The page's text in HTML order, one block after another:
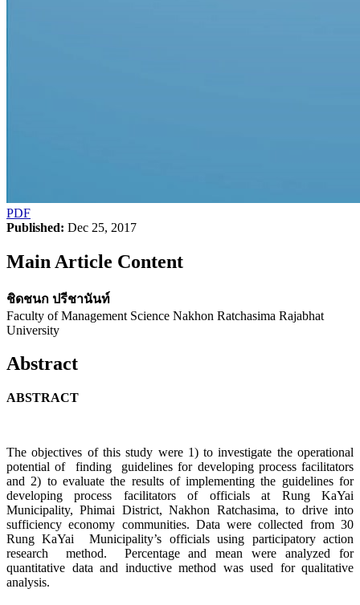
PDF
Published: Dec 25, 2017
Main Article Content
ชิดชนก ปรีชานันท์
Faculty of Management Science Nakhon Ratchasima Rajabhat
University
Abstract
ABSTRACT
The objectives of this study were 1) to investigate the operational
potential of finding guidelines for developing process facilitators
and 2) to evaluate the results of implementing the guidelines for
developing process facilitators of officials at Rung KaYai
Municipality, Phimai District, Nakhon Ratchasima, to drive into
sufficiency economy communities. Data were collected from 30
Rung KaYai Municipality’s officials using participatory action
research method. Percentage and mean were analyzed for
quantitative data and inductive method was used for qualitative
analysis.